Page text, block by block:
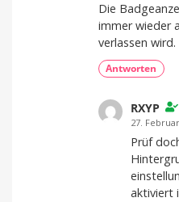
Die
immer wieder
verlassen wird.
Antworten
RXYP
27.
Prüf
aktiviert